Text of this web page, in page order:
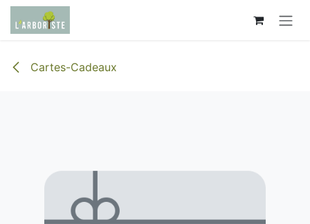
Se rendre au contenu
Cartes-Cadeaux